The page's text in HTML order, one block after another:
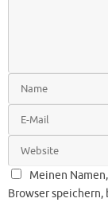
Meinen
Browser